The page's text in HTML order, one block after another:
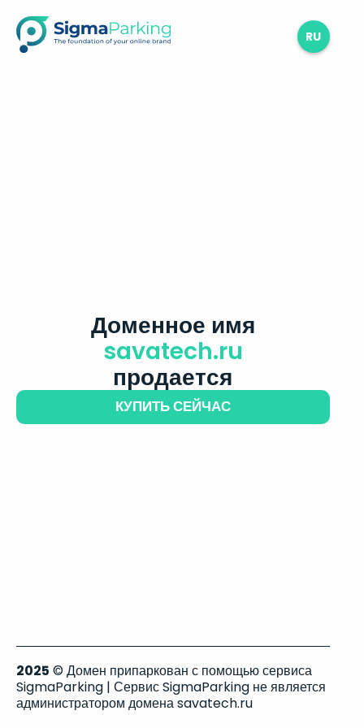
RU
Доменное имя
savatech.ru
продается
КУПИТЬ СЕЙЧАС
2025 © Домен припаркован с помощью сервиса
SigmaParking | Сервис SigmaParking не является
администратором домена savatech.ru